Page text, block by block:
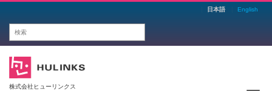
日本語 English
株式会社ヒューリンクス